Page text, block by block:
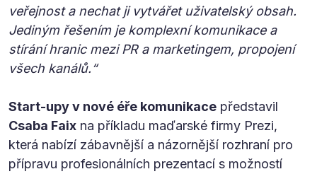
veřejnost a nechat ji vytvářet uživatelský obsah.
Jediným řešením je komplexní komunikace a
stírání hranic mezi PR a marketingem, propojení
všech kanálů.“
Start-upy v nové éře komunikace představil
Csaba Faix na příkladu maďarské firmy Prezi,
která nabízí zábavnější a názornější rozhraní pro
přípravu profesionálních prezentací s možností